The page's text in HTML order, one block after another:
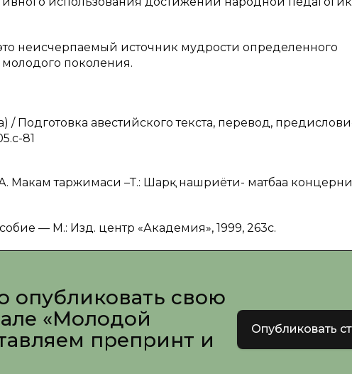
неисчерпаемый источник мудрости определенного
поколения.
Подготовка авестийского текста, перевод,
81
таржимаси –Т.: Шарқ нашриёти- матбаа
— М.: Изд. центр «Академия», 1999, 263с.
опубликовать свою
«Молодой
препринт и
Опубликовать